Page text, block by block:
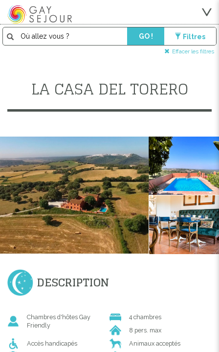
GO ! Filtres
Effacer les filtres
LA CASA DEL TORERO
DESCRIPTION
Chambres d'hôtes Gay
Friendly
4 chambres
8 pers. max
Accès handicapés
Animaux acceptés